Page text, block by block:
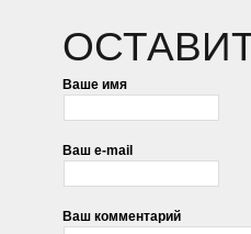
Ваше имя
Ваш e-mail
Ваш комментарий